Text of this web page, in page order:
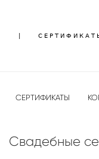
||
СЕРТИФИКАТЫ
Свадебные